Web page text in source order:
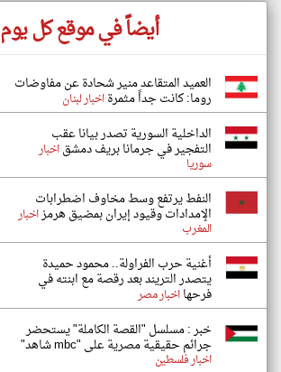
أيضاً في موقع كل يوم
العميد المتقاعد منير شحادة عن مفاوضات
روما: كانت جداً مثمرةاخبار لبنان
الداخلية السورية تصدر بيانا عقب
التفجير في جرمانا بريف دمشقاخبار
سوريا
النفط يرتفع وسط مخاوف اضطرابات
الإمدادات وقيود إيران بمضيق هرمزاخبار
المغرب
أغنية حرب الفراولة.. محمود حميدة
يتصدر التريند بعد رقصة مع ابنته في
فرحهااخبار مصر
خبر : مسلسل "القصة الكاملة" يستحضر
جرائم حقيقية مصرية على "mbc شاهد"
اخبار فلسطين